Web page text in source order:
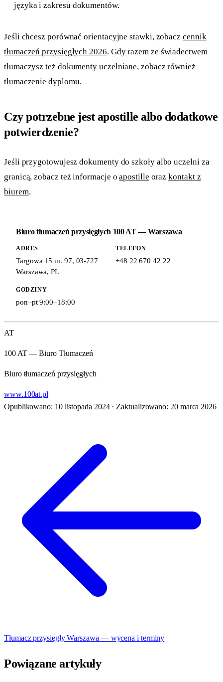
języka i zakresu dokumentów.
Jeśli chcesz porównać orientacyjne stawki, zobaczcennik
tłumaczeń przysięgłych 2026. Gdy razem ze świadectwem
tłumaczysz też dokumenty uczelniane, zobacz również
tłumaczenie dyplomu.
Czy potrzebne jest apostille albo dodatkowe
potwierdzenie?
Jeśli przygotowujesz dokumenty do szkoły albo uczelni za
granicą, zobacz też informacje oapostille orazkontakt z
biurem.
Biuro tłumaczeń przysięgłych 100 AT — Warszawa
ADRES
Targowa 15 m. 97, 03-727
Warszawa,PL
TELEFON
+48 22 670 42 22
GODZINY
pon–pt 9:00–18:00
AT
100 AT — Biuro Tłumaczeń
Biuro tłumaczeń przysięgłych
www.100at.pl
Opublikowano: 10 listopada 2024 · Zaktualizowano: 20 marca 2026
Tłumacz przysięgły Warszawa — wycena i terminy
Powiązane artykuły